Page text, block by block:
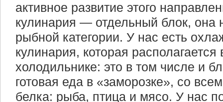
активное развитие этого
кулинария — отдельный блок, она
рыбной категории. У нас есть
кулинария, которая располагается
холодильнике: это в том числе и
готовая еда в «заморозке», со
белка: рыба, птица и мясо. У нас